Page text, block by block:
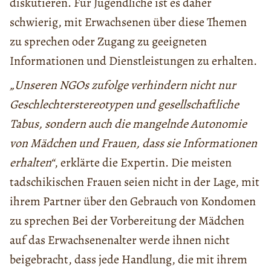
schwierig, mit Erwachsenen über diese Themen
zu sprechen oder Zugang zu geeigneten
Informationen und Dienstleistungen zu erhalten.
„Unseren NGOs zufolge verhindern nicht nur
Geschlechterstereotypen und gesellschaftliche
Tabus, sondern auch die mangelnde Autonomie
von Mädchen und Frauen, dass sie Informationen
erhalten“, erklärte die Expertin. Die meisten
tadschikischen Frauen seien nicht in der Lage, mit
ihrem Partner über den Gebrauch von Kondomen
zu sprechen Bei der Vorbereitung der Mädchen
auf das Erwachsenenalter werde ihnen nicht
beigebracht, dass jede Handlung, die mit ihrem